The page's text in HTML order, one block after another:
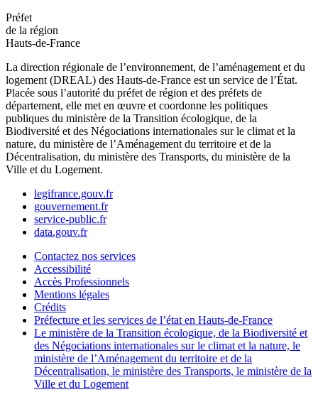
Préfet
de la région
Hauts-de-France
La direction régionale de l’environnement, de l’aménagement et du
logement (DREAL) des Hauts-de-France est un service de l’État.
Placée sous l’autorité du préfet de région et des préfets de
département, elle met en œuvre et coordonne les politiques
publiques du ministère de la Transition écologique, de la
Biodiversité et des Négociations internationales sur le climat et la
nature, du ministère de l’Aménagement du territoire et de la
Décentralisation, du ministère des Transports, du ministère de la
Ville et du Logement.
legifrance.gouv.fr
gouvernement.fr
service-public.fr
data.gouv.fr
Contactez nos services
Accessibilité
Accès Professionnels
Mentions légales
Crédits
Préfecture et les services de l’état en Hauts-de-France
Le ministère de la Transition écologique, de la Biodiversité et
des Négociations internationales sur le climat et la nature, le
ministère de l’Aménagement du territoire et de la
Décentralisation, le ministère des Transports, le ministère de la
Ville et du Logement